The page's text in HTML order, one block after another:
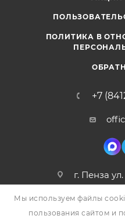
ПОЛИТИКА В
+7
г. Пенза
Мы используем файлы
пользования сайтом и